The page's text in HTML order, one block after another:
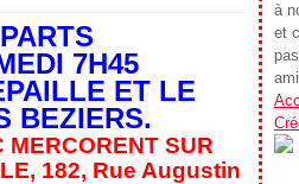
7H45
ET LE
BEZIERS.
SUR
182, Rue Augustin
à
et